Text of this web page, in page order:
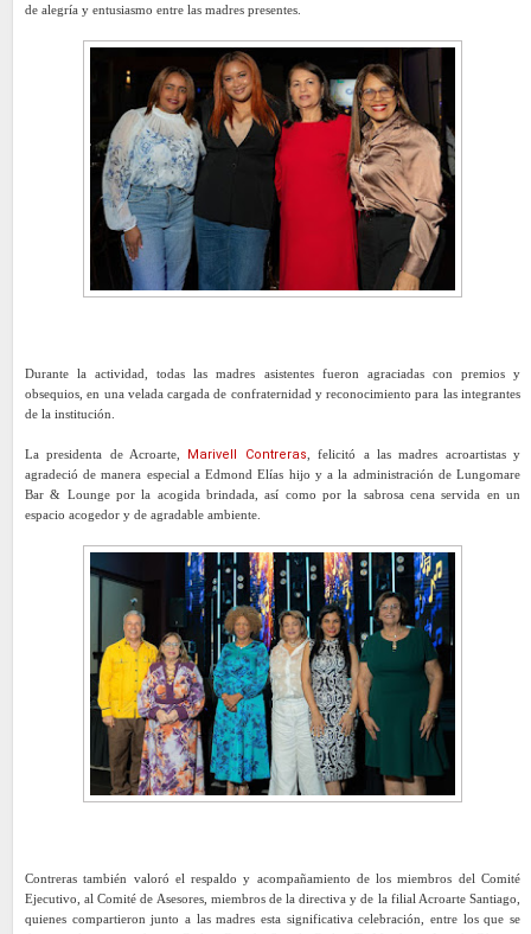
de alegría y entusiasmo entre las madres presentes.
Durante la actividad, todas las madres asistentes fueron agraciadas con premios y
obsequios, en una velada cargada de confraternidad y reconocimiento para las integrantes
de la institución.
La presidenta de Acroarte, Marivell Contreras , felicitó a las madres acroartistas y
agradeció de manera especial a Edmond Elías hijo y a la administración de Lungomare
Bar & Lounge por la acogida brindada, así como por la sabrosa cena servida en un
espacio acogedor y de agradable ambiente.
Contreras también valoró el respaldo y acompañamiento de los miembros del Comité
Ejecutivo, al Comité de Asesores, miembros de la directiva y de la filial Acroarte Santiago,
quienes compartieron junto a las madres esta significativa celebración, entre los que se